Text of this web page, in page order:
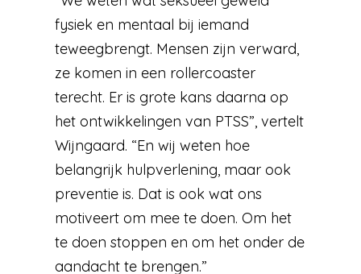
fysiek en mentaal bij iemand
teweegbrengt. Mensen zijn verward,
ze komen in een rollercoaster
terecht. Er is grote kans daarna op
het ontwikkelingen van PTSS”, vertelt
Wijngaard. “En wij weten hoe
belangrijk hulpverlening, maar ook
preventie is. Dat is ook wat ons
motiveert om mee te doen. Om het
te doen stoppen en om het onder de
aandacht te brengen.”